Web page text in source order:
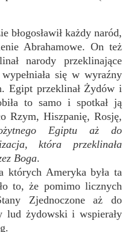
błogosławił każdy naród,
Abrahamowe. On też
narody przeklinające
się w wyraźny
Egipt przeklinał Żydów i
to samo i spotkał ją
Rzym, Hiszpanię, Rosję,
Egiptu aż do
która przeklinała
Boga.
których Ameryka była ta
to, że pomimo licznych
Zjednoczone aż do
lud żydowski i wspierały